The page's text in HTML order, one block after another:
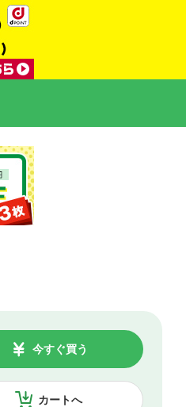
カートへ
今すぐ買う